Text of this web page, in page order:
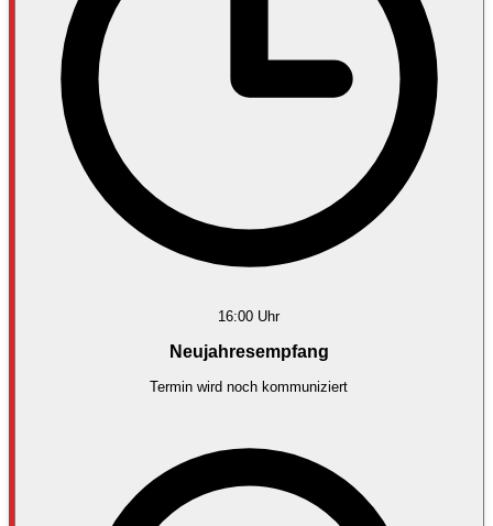
16:00 Uhr
Neujahresempfang
Termin wird noch kommuniziert